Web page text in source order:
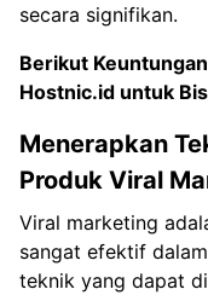
secara signifikan.
Berikut
Hostnic.id untuk
Menerapkan
Produk Viral
Viral marketing
sangat efektif
teknik yang dapat